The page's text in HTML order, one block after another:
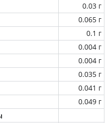
0.03 г
0.065 г
0.1 г
0.004 г
0.004 г
0.035 г
0.041 г
0.049 г